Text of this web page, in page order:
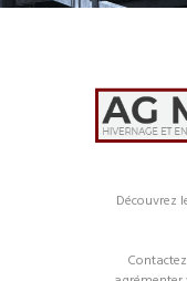
Découvrez